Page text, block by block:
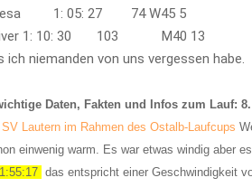
1: 05: 27 74 W45 5
1: 10: 30 103 M40 13
niemanden von uns vergessen habe.
Daten, Fakten und Infos zum Lauf:
SV Lautern im Rahmen des Ostalb-Laufcups
einwenig warm. Es war etwas windig aber
das entspricht einer Geschwindigkeit